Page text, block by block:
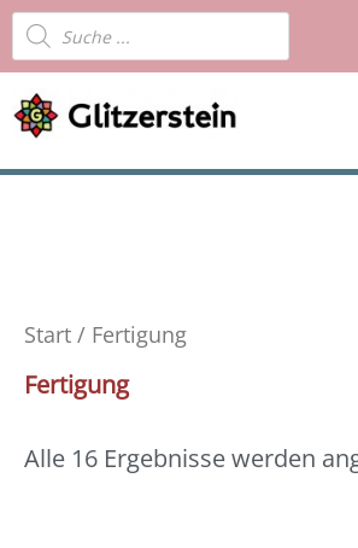
Zum
Inhalt
springen
Products
search
Start / Fertigung
Fertigung
Alle 16 Ergebnisse werden